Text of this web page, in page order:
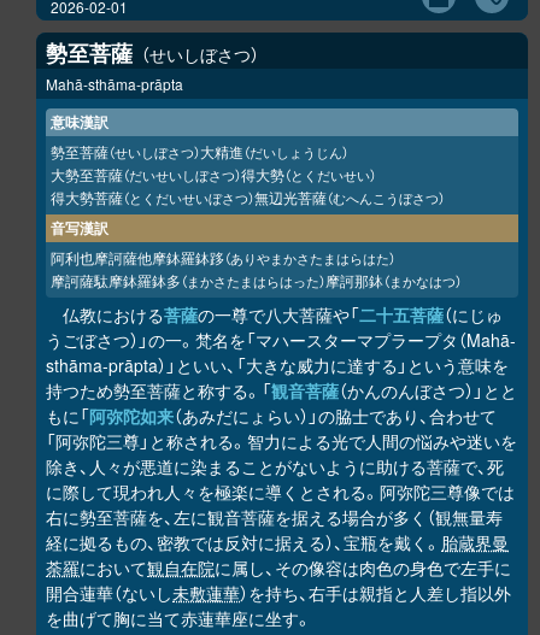
2026-02-01
勢至菩薩 せいしぼさつ
Mahā-sthāma-prāpta
意味漢訳
勢至菩薩（せいしぼさつ）大精進（だいしょうじん）
大勢至菩薩（だいせいしぼさつ）得大勢（とくだいせい）
得大勢菩薩（とくだいせいぼさつ）無辺光菩薩（むへんこうぼさつ）
音写漢訳
阿利也摩訶薩他摩鉢羅鉢跢（ありやまかさたまはらはた）
摩訶薩駄摩鉢羅鉢多（まかさたまはらはった）摩訶那鉢（まかなはつ）
仏教における菩薩の一尊で八大菩薩や「二十五菩薩（にじゅ
うごぼさつ）」の一。梵名を「マハースターマプラープタ（Mahā-
sthāma-prāpta）」といい、「大きな威力に達する」という意味を
持つため勢至菩薩と称する。「観音菩薩（かんのんぼさつ）」とと
もに「阿弥陀如来（あみだにょらい）」の脇士であり、合わせて
「阿弥陀三尊」と称される。智力による光で人間の悩みや迷いを
除き、人々が悪道に染まることがないように助ける菩薩で、死
に際して現われ人々を極楽に導くとされる。阿弥陀三尊像では
右に勢至菩薩を、左に観音菩薩を据える場合が多く（観無量寿
経に拠るもの、密教では反対に据える）、宝瓶を戴く。 胎蔵界曼
荼羅において観自在院に属し、その像容は肉色の身色で左手に
開合蓮華（ないし未敷蓮華）を持ち、右手は親指と人差し指以外
を曲げて胸に当て赤蓮華座に坐す。